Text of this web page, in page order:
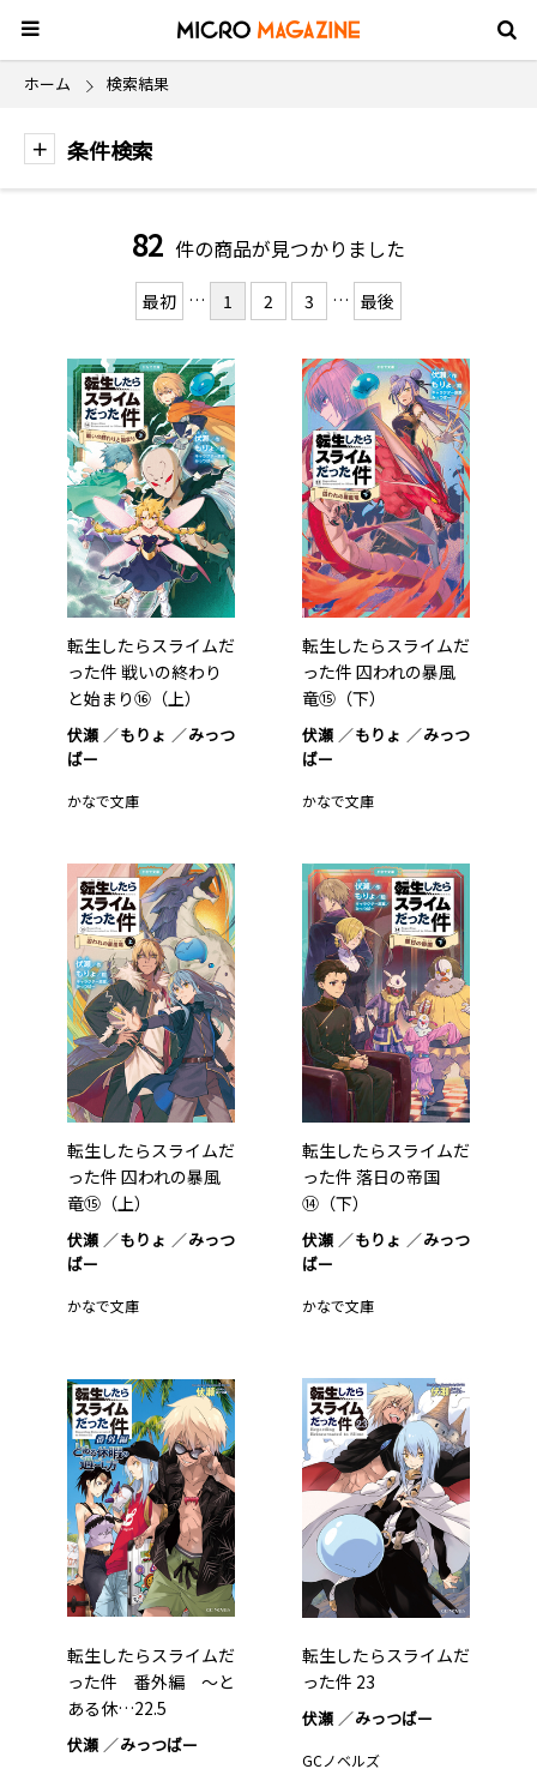
ホーム 検索結果
条件検索
82 件の商品が見つかりました
最初 … 1 2 3 … 最後
転生したらスライムだ
った件 戦いの終わり
と始まり⑯（上）
伏瀬 もりょ
みっつ
ばー
かなで文庫
転生したらスライムだ
った件 囚われの暴風
竜⑮（下）
伏瀬 もりょ
みっつ
ばー
かなで文庫
転生したらスライムだ
った件 囚われの暴風
竜⑮（上）
伏瀬 もりょ
みっつ
ばー
かなで文庫
転生したらスライムだ
った件 落日の帝国
⑭（下）
伏瀬 もりょ
みっつ
ばー
かなで文庫
転生したらスライムだ
った件 番外編 ～と
ある休…22.5
伏瀬 みっつばー
転生したらスライムだ
った件 23
伏瀬 みっつばー
GCノベルズ